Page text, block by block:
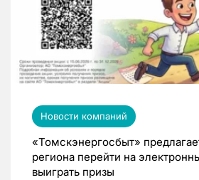
Новости компаний
«Томскэнергосбыт»
региона перейти на
выиграть призы